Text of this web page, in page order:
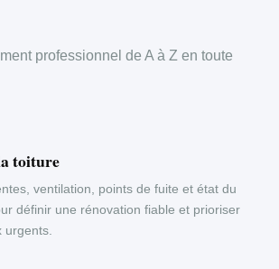
professionnel de A à Z en toute
toiture
ventilation, points de fuite et état du
définir une rénovation fiable et prioriser
urgents.